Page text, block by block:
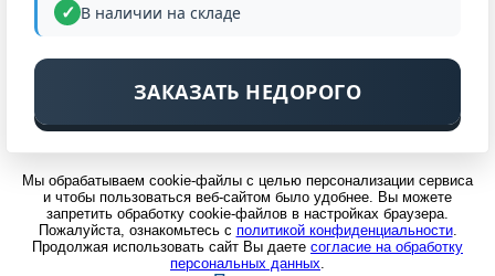
В наличии на складе
ЗАКАЗАТЬ НЕДОРОГО
Мы обрабатываем cookie-файлы с целью персонализации сервиса
и чтобы пользоваться веб-сайтом было удобнее. Вы можете
запретить обработку cookie-файлов в настройках браузера.
Пожалуйста, ознакомьтесь с политикой конфиденциальности.
Продолжая использовать сайт Вы даете согласие на обработку
персональных данных.